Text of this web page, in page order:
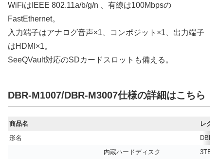
WiFiはIEEE 802.11a/b/g/n 、有線は100Mbpsの
FastEthernet。
入力端子はアナログ音声×1、コンポジット×1、出力端子
はHDMI×1。
SeeQVault対応のSDカードスロットも備える。
DBR-M1007/DBR-M3007仕様の詳細はこちら
商品名
レグ
形名
DBR-
内蔵ハードディスク 3TB